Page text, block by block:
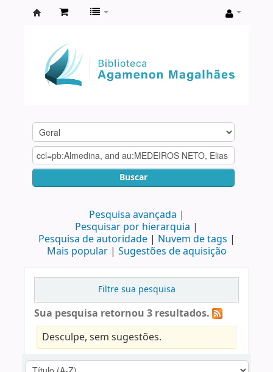
Agamenon
Magalhães
Buscar
Pesquisa avançada
Pesquisar por hierarquia
Pesquisa de autoridade
Nuvem de tags
Mais popular
Sugestões de aquisição
Filtre sua pesquisa
Sua pesquisa retornou 3 resultados.
Desculpe, sem sugestões.